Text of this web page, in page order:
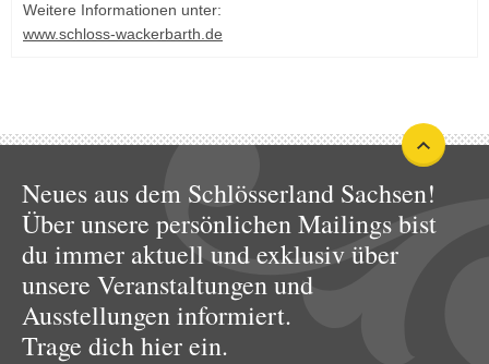
Weitere Informationen unter:
www.schloss-wackerbarth.de
Neues aus dem Schlösserland Sachsen!
Über unsere persönlichen Mailings bist
du immer aktuell und exklusiv über
unsere Veranstaltungen und
Ausstellungen informiert.
Trage dich hier ein.